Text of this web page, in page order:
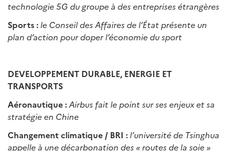
technologie 5G du groupe à des entreprises étrangères
Sports : le Conseil des Affaires de l’État présente un
plan d’action pour doper l’économie du sport
DEVELOPPEMENT DURABLE, ENERGIE ET
TRANSPORTS
Aéronautique :Airbus fait le point sur ses enjeux et sa
stratégie en Chine
Changement climatique / BRI : l’université de Tsinghua
appelle à une décarbonation des « routes de la soie »